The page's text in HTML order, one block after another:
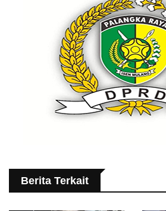
Berita Terkait